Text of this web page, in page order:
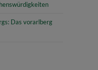
Das vorarlberg